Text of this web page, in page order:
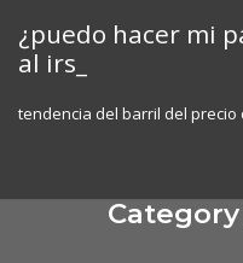
content
¿puedo hacer mi
al irs_
tendencia del barril del precio